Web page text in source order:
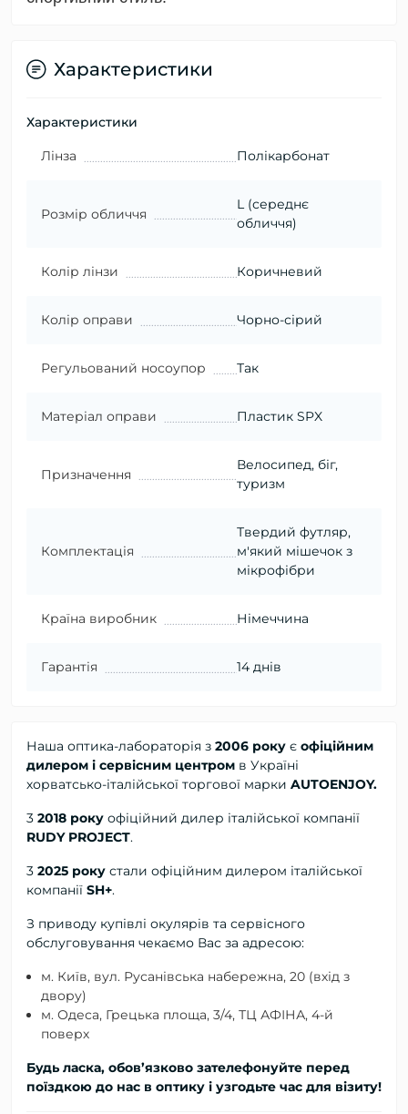
Характеристики
Характеристики
Лінза Полікарбонат
Розмір обличчя
L (середнє
обличчя)
Колір лінзи Коричневий
Колір оправи Чорно-сірий
Регульований носоупор Так
Матеріал оправи Пластик SPX
Призначення
Велосипед, біг,
туризм
Комплектація
Твердий футляр,
м'який мішечок з
мікрофібри
Країна виробник Німеччина
Гарантія 14 днів
Наша оптика-лабораторія з 2006 року є офіційним
дилером і сервісним центром в Україні
хорватсько-італійської торгової марки AUTOENJOY.
3 2018 року офіційний дилер італійської компанії
RUDY PROJECT.
3 2025 року стали офіційним дилером італійської
компанії SH+.
З приводу купівлі окулярів та сервісного
обслуговування чекаємо Вас за адресою:
м. Київ, вул. Русанівська набережна, 20 (вхід з
двору)
м. Одеса, Грецька площа, 3/4, ТЦ АФІНА, 4-й
поверх
Будь ласка, обов’язково зателефонуйте перед
поїздкою до нас в оптику і узгодьте час для візиту!